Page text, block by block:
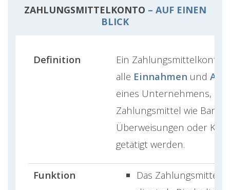
ZAHLUNGSMITTELKONTO – AUF EINEN
BLICK
Definition
Ein Zahlungsmittelkonto
alle Einnahmen und
eines Unternehmens, die
Zahlungsmittel wie
Überweisungen oder
getätigt werden.
Funktion
Das